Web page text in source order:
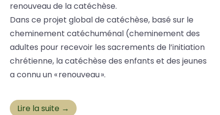
renouveau de la catéchèse.
Dans ce projet global de catéchèse, basé sur le
cheminement catéchuménal (cheminement des
adultes pour recevoir les sacrements de l’initiation
chrétienne, la catéchèse des enfants et des jeunes
a connu un « renouveau ».
Lire la suite →